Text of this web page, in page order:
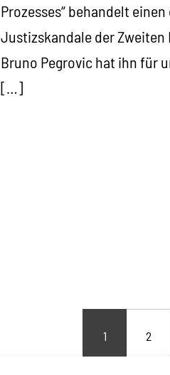
Prozesses“ behandelt
Justizskandale der Zweiten
Bruno Pegrovic hat ihn für
[…]
1 2